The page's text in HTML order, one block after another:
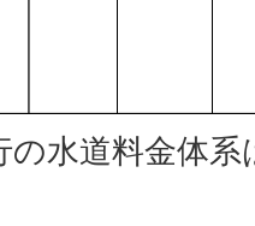
の水道料金体